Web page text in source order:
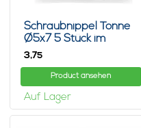
Schraubnippel Tonne
Ø5x7 5 Stück im
Beutel
3,75
Product ansehen
Auf Lager